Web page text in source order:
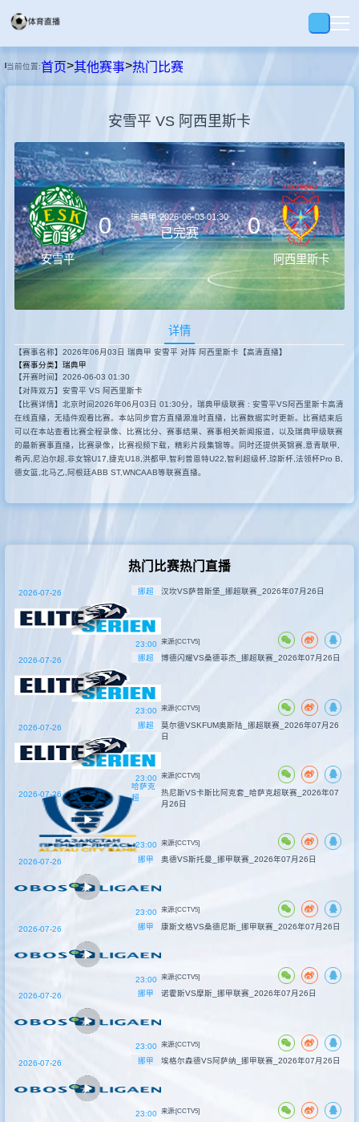
首页
足球
篮球
录播
集锦
速报
当前位置:首页>其他赛事>热门比赛
安雪平 VS 阿西里斯卡
安雪平
0 瑞典甲2026-06-03 01:30
已完赛 0
阿西里斯卡
详情
【赛事名称】2026年06月03日 瑞典甲 安雪平 对阵 阿西里斯卡【高清直播】
【赛事分类】 瑞典甲
【开赛时间】2026-06-03 01:30
【对阵双方】安雪平 VS 阿西里斯卡
【比赛详情】北京时间2026年06月03日 01:30分，瑞典甲级联赛 : 安雪平VS阿西里斯卡高清
在线直播，无插件观看比赛。本站同步官方直播源准时直播，比赛数据实时更新。比赛结束后
可以在本站查看比赛全程录像、比赛比分、赛事结果、赛事相关新闻报道，以及瑞典甲级联赛
的最新赛事直播，比赛录像，比赛视频下载，精彩片段集锦等。同时还提供英锦赛,意青联甲,
希丙,尼泊尔超,非女锦U17,捷克U18,洪都甲,智利普恩特U22,智利超级杯,琼斯杯,法领杯Pro B,
德女篮,北马乙,阿根廷ABB ST,WNCAAB等联赛直播。
热门比赛热门直播
挪超
23:00
2026-07-26 汉坎VS萨普斯堡_挪超联赛_2026年07月26日
来源:[CCTV5]
挪超
23:00
2026-07-26 博德闪耀VS桑德菲杰_挪超联赛_2026年07月26日
来源:[CCTV5]
挪超
23:00
2026-07-26
莫尔德VSKFUM奥斯陆_挪超联赛_2026年07月26
日
来源:[CCTV5]
哈萨克
超
23:00
2026-07-26
热尼斯VS卡斯比阿克套_哈萨克超联赛_2026年07
月26日
来源:[CCTV5]
挪甲
23:00
2026-07-26 奥德VS斯托曼_挪甲联赛_2026年07月26日
来源:[CCTV5]
挪甲
23:00
2026-07-26 康斯文格VS桑德尼斯_挪甲联赛_2026年07月26日
来源:[CCTV5]
挪甲
23:00
2026-07-26 诺霍斯VS摩斯_挪甲联赛_2026年07月26日
来源:[CCTV5]
挪甲
23:00
2026-07-26 埃格尔森德VS阿萨纳_挪甲联赛_2026年07月26日
来源:[CCTV5]